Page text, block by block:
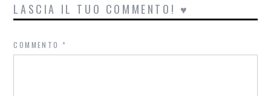
LASCIA IL TUO COMMENTO! ♥
COMMENTO*